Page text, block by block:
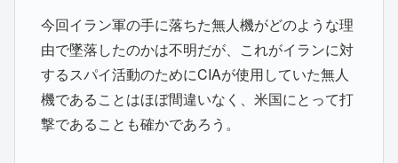
今回イラン軍の手に落ちた無人機がどのような理
由で墜落したのかは不明だが、これがイランに対
するスパイ活動のためにCIAが使用していた無人
機であることはほぼ間違いなく、米国にとって打
撃であることも確かであろう。